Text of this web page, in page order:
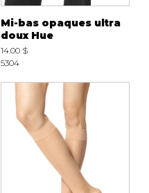
Mi-bas opaques ultra
doux Hue
14.00 $
5304